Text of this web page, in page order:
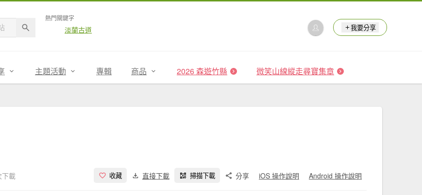
熱門關鍵字
淡蘭古道 我要分享
主題活動 專輯 商品 2026 森遊竹縣 微笑山線縱走尋寶集章
下載 收藏 直接下載 掃描下載 分享 iOS 操作說明 Android 操作說明